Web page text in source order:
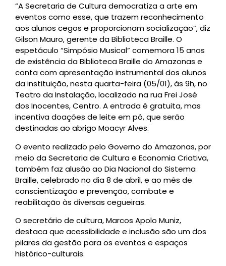
“A Secretaria de Cultura democratiza a arte em
eventos como esse, que trazem reconhecimento
aos alunos cegos e proporcionam socialização”, diz
Gilson Mauro, gerente da Biblioteca Braille. O
espetáculo “Simpósio Musical” comemora 15 anos
de existência da Biblioteca Braille do Amazonas e
conta com apresentação instrumental dos alunos
da instituição, nesta quarta-feira (05/01), às 9h, no
Teatro da Instalação, localizado na rua Frei José
dos Inocentes, Centro. A entrada é gratuita, mas
incentiva doações de leite em pó, que serão
destinadas ao abrigo Moacyr Alves.
O evento realizado pelo Governo do Amazonas, por
meio da Secretaria de Cultura e Economia Criativa,
também faz alusão ao Dia Nacional do Sistema
Braille, celebrado no dia 8 de abril, e ao mês de
conscientização e prevenção, combate e
reabilitação às diversas cegueiras.
O secretário de cultura, Marcos Apolo Muniz,
destaca que acessibilidade e inclusão são um dos
pilares da gestão para os eventos e espaços
histórico-culturais.